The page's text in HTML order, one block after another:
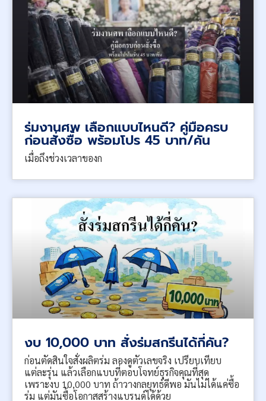
ร่มงานศพ เลือกแบบไหนดี? คู่มือครบ
ก่อนสั่งซื้อ พร้อมโปร 45 บาท/คัน
เมื่อถึงช่วงเวลาของก
งบ 10,000 บาท สั่งร่มสกรีนได้กี่คัน?
ก่อนตัดสินใจสั่งผลิตร่ม ลองดูตัวเลขจริง เปรียบเทียบ
แต่ละรุ่น แล้วเลือกแบบที่ตอบโจทย์ธุรกิจคุณที่สุด
เพราะงบ 10,000 บาท ถ้าวางกลยุทธ์ดีพอ มันไม่ได้แค่ซื้อ
ร่ม แต่มันซื้อโอกาสสร้างแบรนด์ได้ด้วย